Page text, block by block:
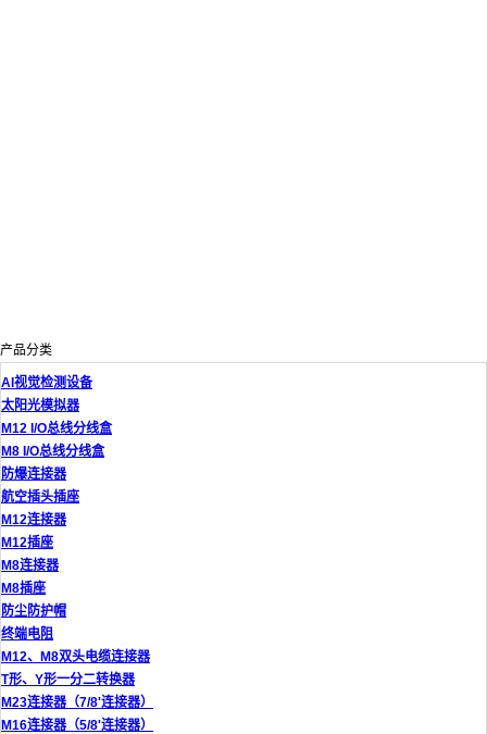
产品分类
AI视觉检测设备
太阳光模拟器
M12 I/O总线分线盒
M8 I/O总线分线盒
防爆连接器
航空插头插座
M12连接器
M12插座
M8连接器
M8插座
防尘防护帽
终端电阻
M12、M8双头电缆连接器
T形、Y形一分二转换器
M23连接器（7/8'连接器）
M16连接器（5/8'连接器）